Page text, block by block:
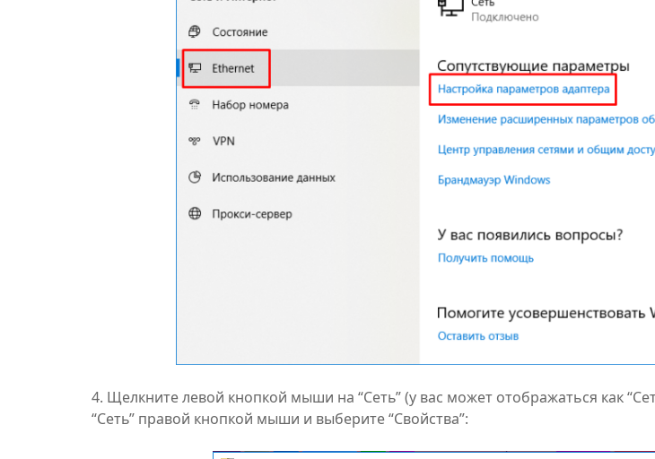
4. Щелкните левой кнопкой мыши на “Сеть” (у вас может отображаться как
“Сеть” правой кнопкой мыши и выберите “Свойства”: